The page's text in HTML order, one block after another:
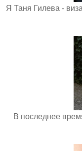
Я Таня Гилева -
В последнее